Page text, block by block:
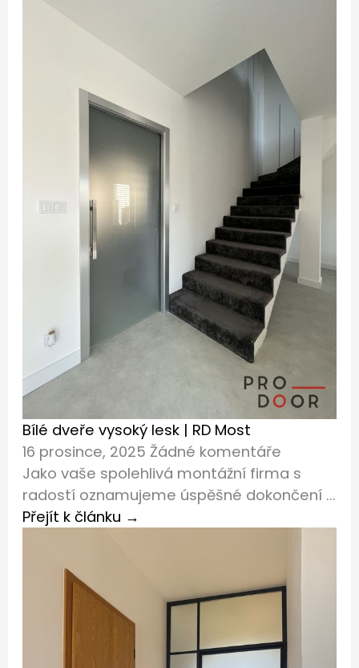
Bílé dveře vysoký lesk | RD Most
16 prosince, 2025 Žádné komentáře
Jako vaše spolehlivá montážní firma s
radostí oznamujeme úspěšné dokončení ...
Přejít k článku →